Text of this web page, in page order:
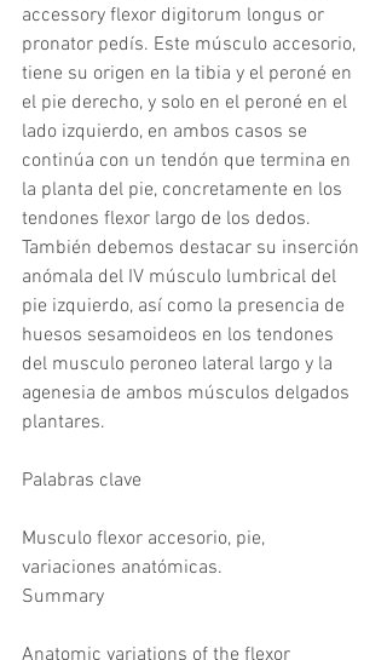
accessory flexor digitorum longus or
pronator pedís. Este músculo accesorio,
tiene su origen en la tibia y el peroné en
el pie derecho, y solo en el peroné en el
lado izquierdo, en ambos casos se
continúa con un tendón que termina en
la planta del pie, concretamente en los
tendones flexor largo de los dedos.
También debemos destacar su inserción
anómala del IV músculo lumbrical del
pie izquierdo, así como la presencia de
huesos sesamoideos en los tendones
del musculo peroneo lateral largo y la
agenesia de ambos músculos delgados
plantares.
Palabras clave
Musculo flexor accesorio, pie,
variaciones anatómicas.
Summary
Anatomic variations of the flexor